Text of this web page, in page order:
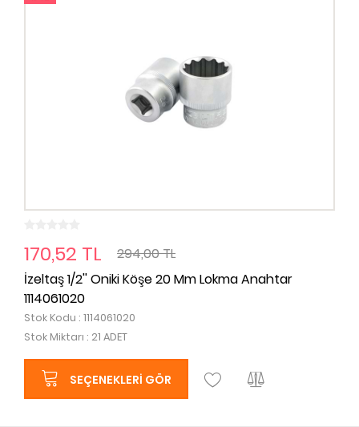
170,52 TL
294,00 TL
İzeltaş 1/2'' Oniki Köşe 20 Mm Lokma Anahtar
1114061020
Stok Kodu : 1114061020
Stok Miktarı : 21 ADET
SEÇENEKLERI GÖR